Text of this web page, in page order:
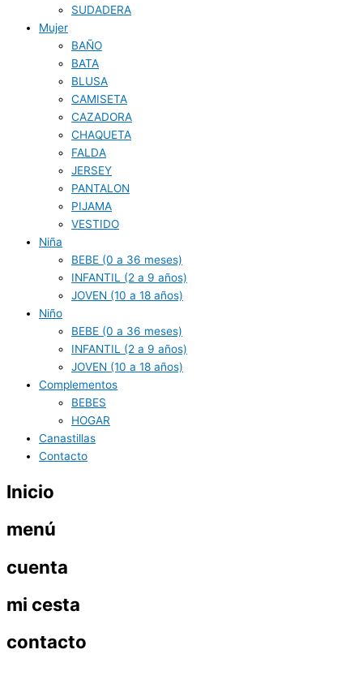
SUDADERA
Mujer
BAÑO
BATA
BLUSA
CAMISETA
CAZADORA
CHAQUETA
FALDA
JERSEY
PANTALON
PIJAMA
VESTIDO
Niña
BEBE (0 a 36 meses)
INFANTIL (2 a 9 años)
JOVEN (10 a 18 años)
Niño
BEBE (0 a 36 meses)
INFANTIL (2 a 9 años)
JOVEN (10 a 18 años)
Complementos
BEBES
HOGAR
Canastillas
Contacto
Inicio
menú
cuenta
mi cesta
contacto